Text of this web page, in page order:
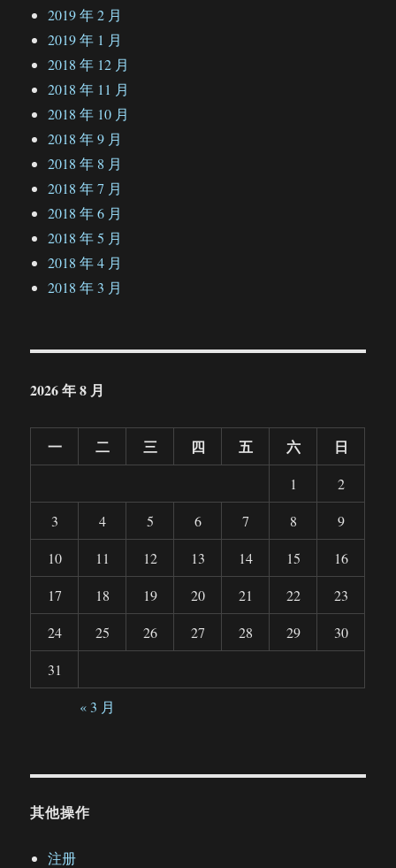
2019 年 2 月
2019 年 1 月
2018 年 12 月
2018 年 11 月
2018 年 10 月
2018 年 9 月
2018 年 8 月
2018 年 7 月
2018 年 6 月
2018 年 5 月
2018 年 4 月
2018 年 3 月
2026 年 8 月
一 二 三 四 五 六 日
1
2
3
4 5 6 7 8
9
10
11 12 13 14 15
16
17
18 19 20 21 22
23
24
25 26 27 28 29
30
31
« 3 月
其他操作
注册